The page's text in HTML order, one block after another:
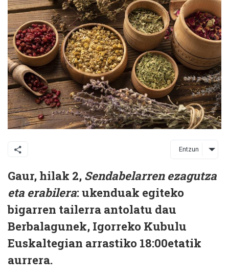
Entzun
Gaur, hilak 2, Sendabelarren ezagutza
eta erabilera: ukenduak egiteko
bigarren tailerra antolatu dau
Berbalagunek, Igorreko Kubulu
Euskaltegian arrastiko 18:00etatik
aurrera.